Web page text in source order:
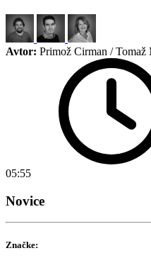
Avtor: Primož Cirman /
05:55
Novice
Značke: